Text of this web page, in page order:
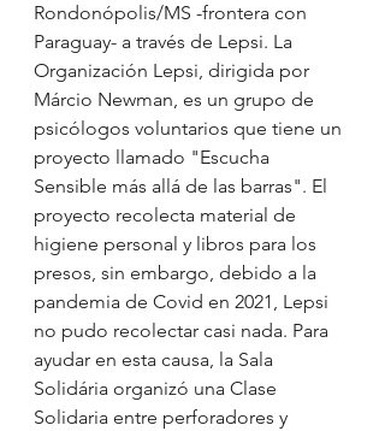
Rondonópolis/MS -frontera con
Paraguay- a través de Lepsi. La
Organización Lepsi, dirigida por
Márcio Newman, es un grupo de
psicólogos voluntarios que tiene un
proyecto llamado "Escucha
Sensible más allá de las barras". El
proyecto recolecta material de
higiene personal y libros para los
presos, sin embargo, debido a la
pandemia de Covid en 2021, Lepsi
no pudo recolectar casi nada. Para
ayudar en esta causa, la Sala
Solidária organizó una Clase
Solidaria entre perforadores y